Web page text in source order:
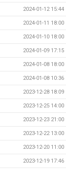
2024-01-12 15:44
2024-01-11 18:00
2024-01-10 18:00
2024-01-09 17:15
2024-01-08 18:00
2024-01-08 10:36
2023-12-28 18:09
2023-12-25 14:00
2023-12-23 21:00
2023-12-22 13:00
2023-12-20 11:00
2023-12-19 17:46